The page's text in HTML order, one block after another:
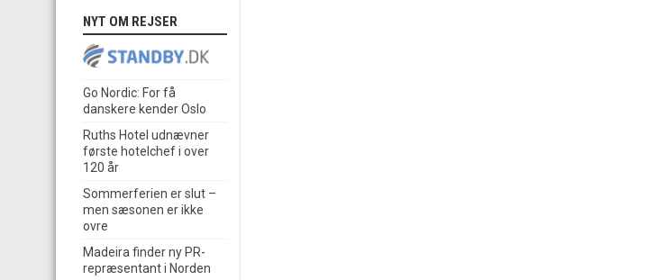
NYT OM REJSER
Go Nordic: For få
danskere kender Oslo
Ruths Hotel udnævner
første hotelchef i over
120 år
Sommerferien er slut –
men sæsonen er ikke
ovre
Madeira finder ny PR-
repræsentant i Norden